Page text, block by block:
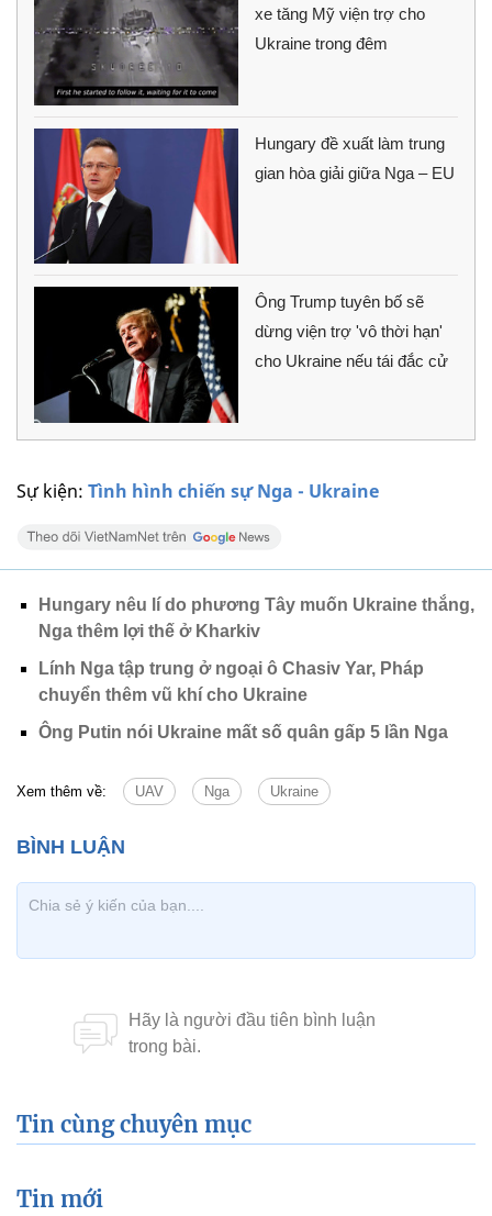
Sự kiện: Tình hình chiến sự Nga - Ukraine
xe tăng Mỹ viện trợ cho
Ukraine trong đêm
Hungary đề xuất làm trung
gian hòa giải giữa Nga – EU
Ông Trump tuyên bố sẽ
dừng viện trợ 'vô thời hạn'
cho Ukraine nếu tái đắc cử
Hungary nêu lí do phương Tây muốn Ukraine thắng,
Nga thêm lợi thế ở Kharkiv
Lính Nga tập trung ở ngoại ô Chasiv Yar, Pháp
chuyển thêm vũ khí cho Ukraine
Ông Putin nói Ukraine mất số quân gấp 5 lần Nga
Xem thêm về: UAV Nga Ukraine
Tin cùng chuyên mục
Tin mới